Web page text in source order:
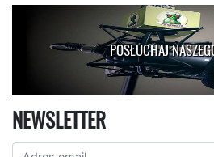
POSŁUCHAJ
NEWSLETTER